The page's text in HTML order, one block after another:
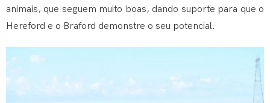
animais, que seguem muito boas, dando suporte para que o
Hereford e o Braford demonstre o seu potencial.